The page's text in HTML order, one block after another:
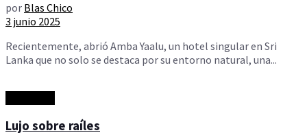
por Blas Chico
3 junio 2025
Recientemente, abrió Amba Yaalu, un hotel singular en Sri
Lanka que no solo se destaca por su entorno natural, una...
Lujo sobre raíles